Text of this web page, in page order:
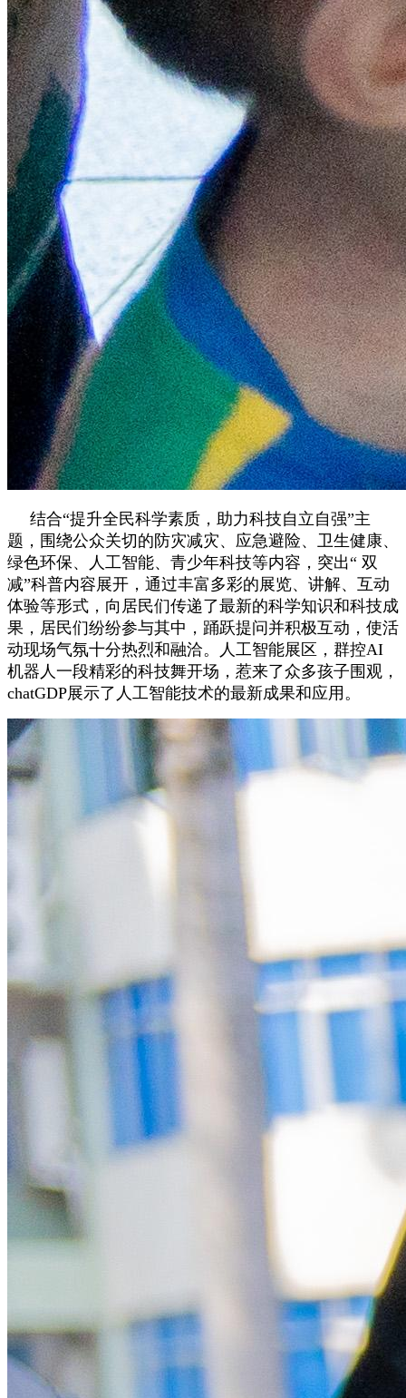
结合“提升全民科学素质，助力科技自立自强”主
题，围绕公众关切的防灾减灾、应急避险、卫生健康、
绿色环保、人工智能、青少年科技等内容，突出“ 双
减”科普内容展开，通过丰富多彩的展览、讲解、互动
体验等形式，向居民们传递了最新的科学知识和科技成
果，居民们纷纷参与其中，踊跃提问并积极互动，使活
动现场气氛十分热烈和融洽。人工智能展区，群控AI
机器人一段精彩的科技舞开场，惹来了众多孩子围观，
chatGDP展示了人工智能技术的最新成果和应用。